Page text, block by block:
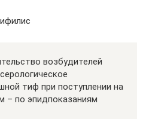
возбудителей
тиф при поступлении на
– по эпидпоказаниям